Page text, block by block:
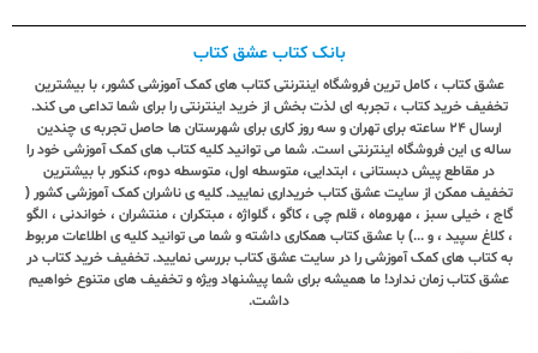
بانک کتاب عشق کتاب
عشق کتاب ، کامل ترین فروشگاه اینترنتی کتاب های کمک آموزشی کشور، با بیشترین
تخفیف خرید کتاب ، تجربه ای لذت بخش از خرید اینترنتی را برای شما تداعی می کند.
ارسال ٢٤ ساعته برای تهران و سه روز کاری برای شهرستان ها حاصل تجربه ی چندین
ساله ی این فروشگاه اینترنتی است. شما می توانید کلیه کتاب های کمک آموزشی خود را
در مقاطع پیش دبستانی ، ابتدایی، متوسطه اول، متوسطه دوم، کنکور با بیشترین
تخفیف ممکن از سایت عشق کتاب خریداری نمایید. کلیه ی ناشران کمک آموزشی کشور (
گاج ، خیلی سبز ، مهروماه ، قلم چی ، کاگو ، گلواژه ، مبتکران ، منتشران ، خواندنی ، الگو
، کلاغ سپید ، و ...) با عشق کتاب همکاری داشته و شما می توانید کلیه ی اطلاعات مربوط
به کتاب های کمک آموزشی را در سایت عشق کتاب بررسی نمایید. تخفیف خرید کتاب در
عشق کتاب زمان ندارد! ما همیشه برای شما پیشنهاد ویژه و تخفیف های متنوع خواهیم
داشت.